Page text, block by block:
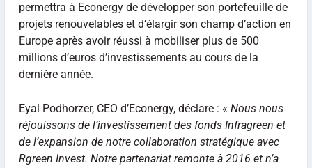
permettra à Econergy de développer son portefeuille de
projets renouvelables et d’élargir son champ d’action en
Europe après avoir réussi à mobiliser plus de 500
millions d’euros d’investissements au cours de la
dernière année.
Eyal Podhorzer, CEO d’Econergy, déclare : « Nous nous
réjouissons de l’investissement des fonds Infragreen et
de l’expansion de notre collaboration stratégique avec
Rgreen Invest. Notre partenariat remonte à 2016 et n’a